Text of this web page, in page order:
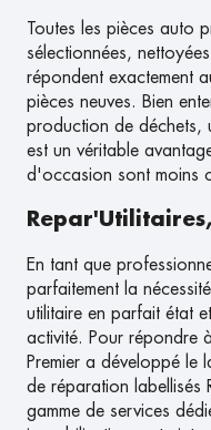
Toutes les pièces auto
sélectionnées,
répondent exactement
pièces neuves. Bien
production de déchets,
est un véritable
d'occasion sont moins
En tant que
parfaitement la
utilitaire en parfait état
activité. Pour répondre
Premier a développé le
de réparation labellisés
gamme de services